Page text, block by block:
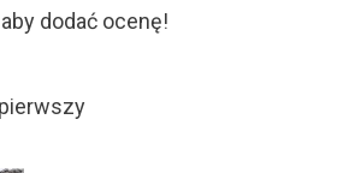
dodać ocenę!